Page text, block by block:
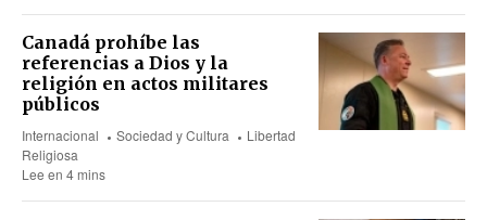
Canadá prohíbe las
referencias a Dios y la
religión en actos militares
públicos
Internacional Sociedad y Cultura
Libertad
Religiosa
Lee en 4 mins